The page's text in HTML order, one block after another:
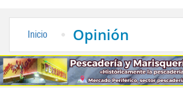
Inicio Opinión